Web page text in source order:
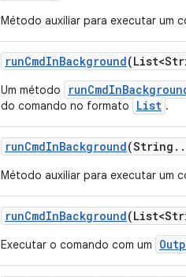
Método auxiliar para executar um
runCmdInBackground
Um método
do comando no formato
List .
runCmdInBackground(String . .
Método auxiliar para executar um
runCmdInBackground
Executar o comando com um